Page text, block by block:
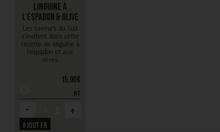
Linguine à
l'espadon & olive
Les saveurs du Sud
s’invitent dans cette
recette de linguine à
l’espadon et aux
olives.
15,00€
HT
- +
Ajouter